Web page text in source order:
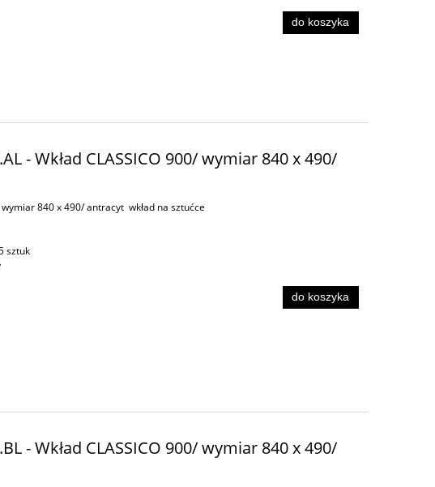
do koszyka
- Wkład CLASSICO 900/ wymiar 840 x 490/
wymiar 840 x 490/ antracyt wkład na sztućce
sztuk
do koszyka
- Wkład CLASSICO 900/ wymiar 840 x 490/